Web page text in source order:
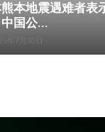
本地震遇难者表
国公...
年7月30日